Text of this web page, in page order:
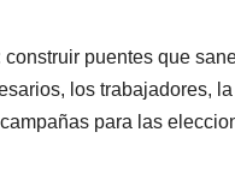
construir puentes que
los trabajadores,
para las